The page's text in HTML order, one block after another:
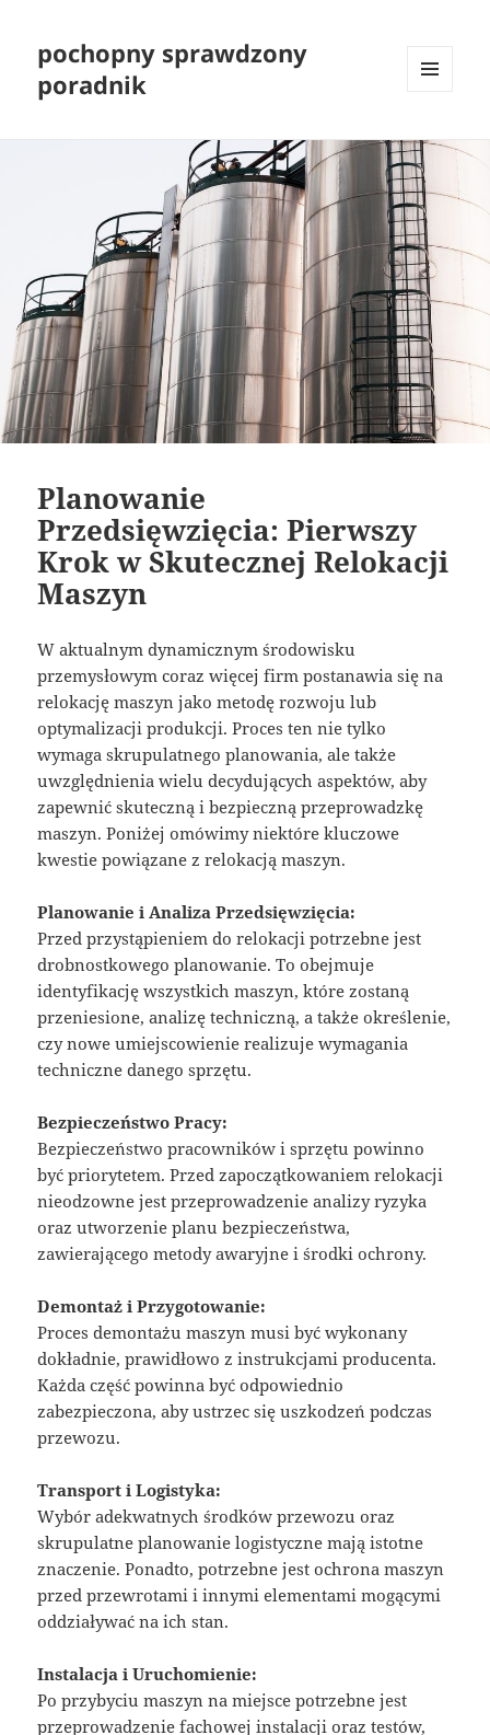
pochopny sprawdzony
poradnik
WIDGETY
Planowanie
Przedsięwzięcia: Pierwszy
Krok w Skutecznej Relokacji
Maszyn
W aktualnym dynamicznym środowisku
przemysłowym coraz więcej firm postanawia się na
relokację maszyn jako metodę rozwoju lub
optymalizacji produkcji. Proces ten nie tylko
wymaga skrupulatnego planowania, ale także
uwzględnienia wielu decydujących aspektów, aby
zapewnić skuteczną i bezpieczną przeprowadzkę
maszyn. Poniżej omówimy niektóre kluczowe
kwestie powiązane z relokacją maszyn.
Planowanie i Analiza Przedsięwzięcia:
Przed przystąpieniem do relokacji potrzebne jest
drobnostkowego planowanie. To obejmuje
identyfikację wszystkich maszyn, które zostaną
przeniesione, analizę techniczną, a także określenie,
czy nowe umiejscowienie realizuje wymagania
techniczne danego sprzętu.
Bezpieczeństwo Pracy:
Bezpieczeństwo pracowników i sprzętu powinno
być priorytetem. Przed zapoczątkowaniem relokacji
nieodzowne jest przeprowadzenie analizy ryzyka
oraz utworzenie planu bezpieczeństwa,
zawierającego metody awaryjne i środki ochrony.
Demontaż i Przygotowanie:
Proces demontażu maszyn musi być wykonany
dokładnie, prawidłowo z instrukcjami producenta.
Każda część powinna być odpowiednio
zabezpieczona, aby ustrzec się uszkodzeń podczas
przewozu.
Transport i Logistyka:
Wybór adekwatnych środków przewozu oraz
skrupulatne planowanie logistyczne mają istotne
znaczenie. Ponadto, potrzebne jest ochrona maszyn
przed przewrotami i innymi elementami mogącymi
oddziaływać na ich stan.
Instalacja i Uruchomienie:
Po przybyciu maszyn na miejsce potrzebne jest
przeprowadzenie fachowej instalacji oraz testów,